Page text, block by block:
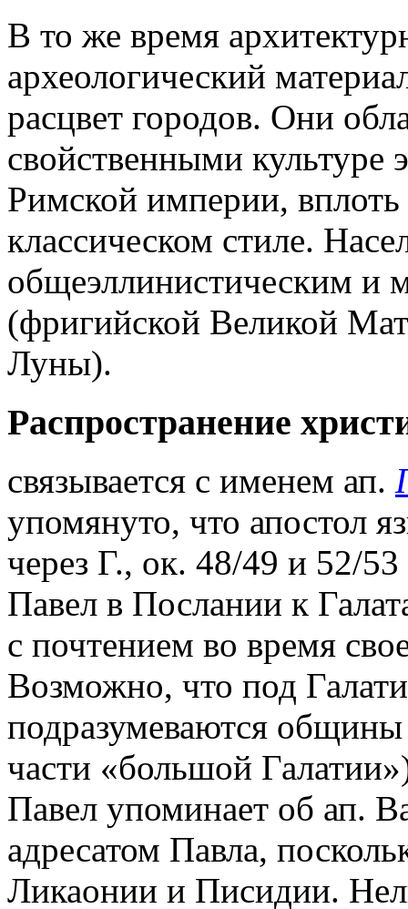
В то же время
археологический
расцвет городов. Они
свойственными культуре
Римской империи,
классическом стиле.
общеэллинистическим и
(фригийской Великой
Луны).
Распространение
связывается с именем ап.
упомянуто, что апостол
через Г., ок. 48/49 и 52/
Павел в Послании к
с почтением во время
Возможно, что под
подразумеваются
части «большой
Павел упоминает об ап.
адресатом Павла,
Ликаонии и Писидии.